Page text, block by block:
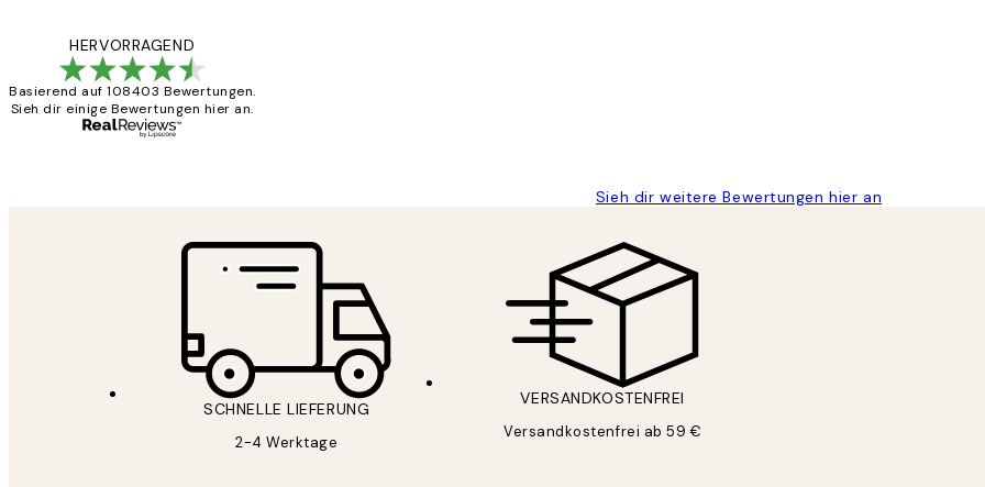
HERVORRAGEND
Basierend auf 108403 Bewertungen.
Sieh dir einige Bewertungen hier an.
Sieh dir weitere Bewertungen hier an
SCHNELLE LIEFERUNG
2-4 Werktage
VERSANDKOSTENFREI
Versandkostenfrei ab 59 €